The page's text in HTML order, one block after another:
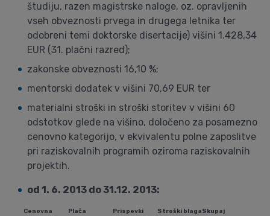
študiju, razen magistrske naloge, oz. opravljenih
vseh obveznosti prvega in drugega letnika ter
odobreni temi doktorske disertacije) višini 1.428,34
EUR (31. plačni razred);
zakonske obveznosti 16,10 %;
mentorski dodatek v višini 70,69 EUR ter
materialni stroški in stroški storitev v višini 60
odstotkov glede na višino, določeno za posamezno
cenovno kategorijo, v ekvivalentu polne zaposlitve
pri raziskovalnih programih oziroma raziskovalnih
projektih.
od 1. 6. 2013 do 31.12. 2013:
Cenovna
Plača
Prispevki
Stroški blagaSkupaj